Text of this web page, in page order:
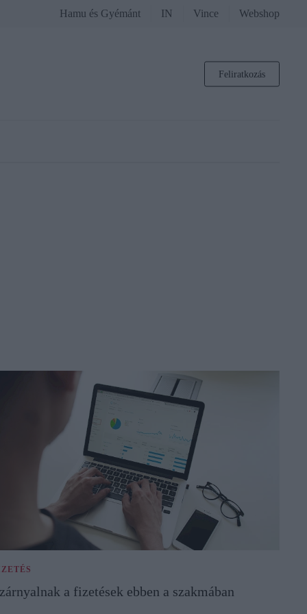
Hamu és Gyémánt IN Vince Webshop
Feliratkozás
a fizetések ebben a szakmában